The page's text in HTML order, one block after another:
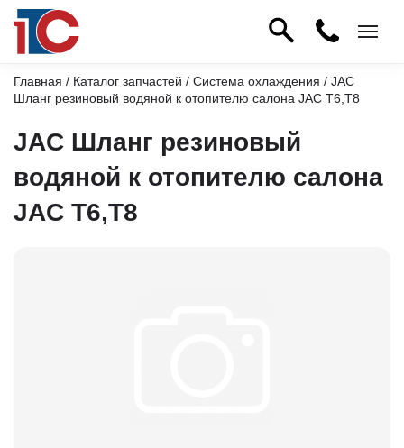
Главная / Каталог запчастей / Система охлаждения / JAC
Шланг резиновый водяной к отопителю салона JAC T6,T8
JAC Шланг резиновый
водяной к отопителю салона
JAC T6,T8